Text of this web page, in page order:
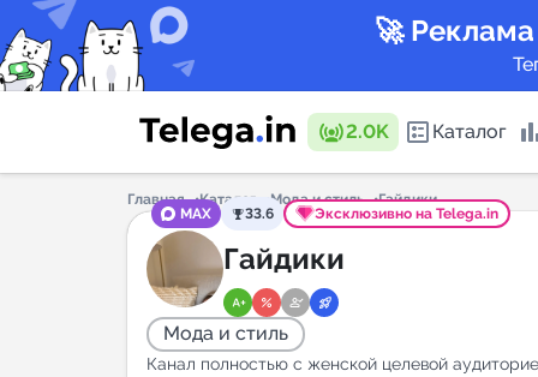
🚀
2.0K Каталог
Каталог
Главная Каталог Мода и стиль
Гайдики
MAX
33.6 Эксклюзивно на Telega.in
Гайдики
Мода и стиль
Канал полностью с женской целевой